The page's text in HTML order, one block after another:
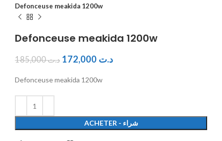
Defonceuse meakida 1200w
Defonceuse meakida 1200w
د.ت185,000 د.ت
Defonceuse meakida 1200w
ACHETER - شراء